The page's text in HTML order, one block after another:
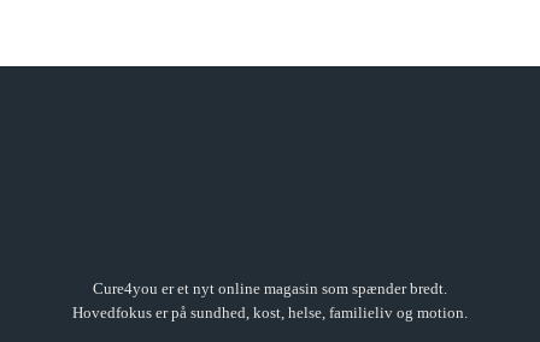
Cure4you er et nyt online magasin som spænder bredt.
Hovedfokus er på sundhed, kost, helse, familieliv og motion.